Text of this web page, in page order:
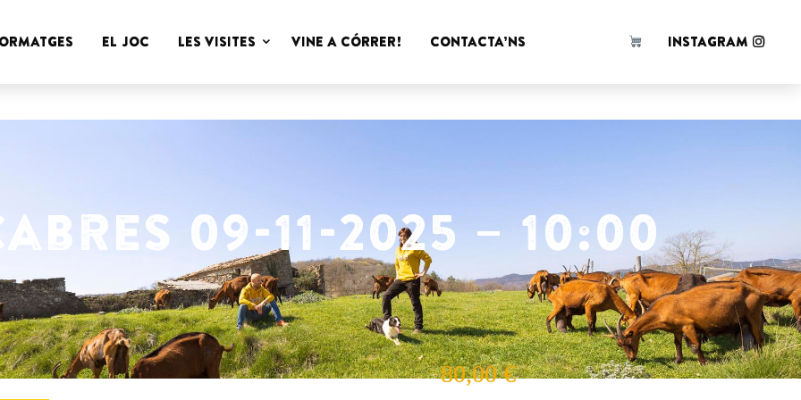
d'en
Peyu
EL JOC LES VISITES VINE A CÓRRER! CONTACTA’NS INSTAGRAM
09-11-2025 – 10:00
80,00€